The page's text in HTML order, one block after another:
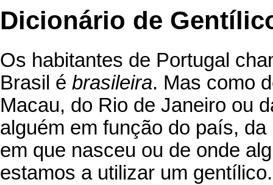
Dicionário de
Os habitantes de Portugal
Brasil é brasileira. Mas como
Macau, do Rio de Janeiro ou
alguém em função do país,
em que nasceu ou de onde
estamos a utilizar um gentílico.